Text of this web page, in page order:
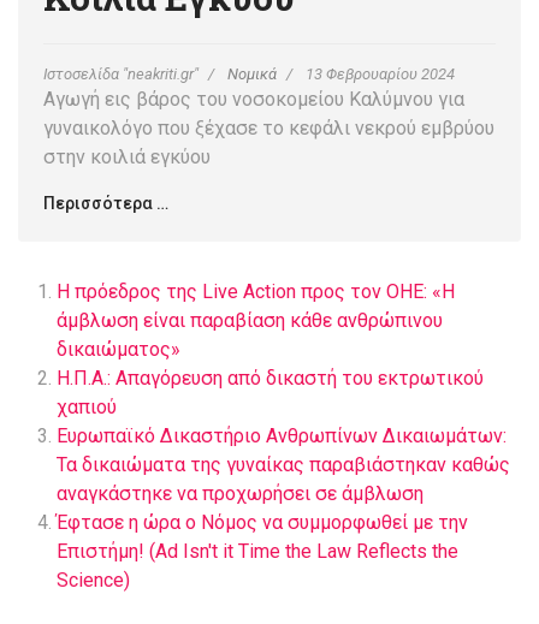
Ιστοσελίδα "neakriti.gr" Νομικά 13 Φεβρουαρίου 2024
Αγωγή εις βάρος του νοσοκομείου Καλύμνου για
γυναικολόγο που ξέχασε το κεφάλι νεκρού εμβρύου
στην κοιλιά εγκύου
Περισσότερα …
Η πρόεδρος της Live Action προς τον ΟΗΕ: «Η
άμβλωση είναι παραβίαση κάθε ανθρώπινου
δικαιώματος»
Η.Π.Α.: Απαγόρευση από δικαστή του εκτρωτικού
χαπιού
Ευρωπαϊκό Δικαστήριο Ανθρωπίνων Δικαιωμάτων:
Τα δικαιώματα της γυναίκας παραβιάστηκαν καθώς
αναγκάστηκε να προχωρήσει σε άμβλωση
Έφτασε η ώρα ο Νόμος να συμμορφωθεί με την
Επιστήμη! (Ad Isn't it Time the Law Reflects the
Science)